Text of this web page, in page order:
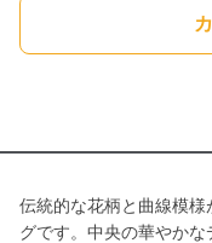
伝統的な花柄と曲線模
グです。中央の華やか